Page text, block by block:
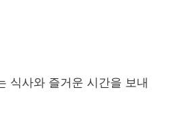
식사와 즐거운 시간을 보내